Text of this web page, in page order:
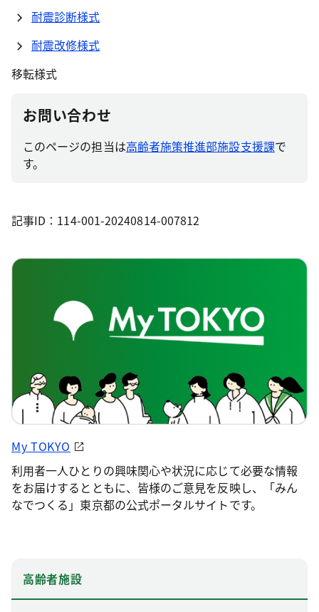
耐震診断様式
耐震改修様式
移転様式
お問い合わせ
このページの担当は高齢者施策推進部施設支援課で
す。
記事ID：114-001-20240814-007812
My TOKYO
利用者一人ひとりの興味関心や状況に応じて必要な情報
をお届けするとともに、皆様のご意見を反映し、「みん
なでつくる」東京都の公式ポータルサイトです。
高齢者施設